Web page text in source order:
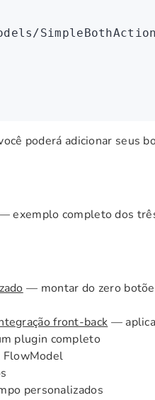
poderá adicionar seus
exemplo completo dos
— montar do zero
front-back —
plugin completo
personalizados